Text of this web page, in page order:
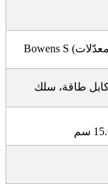
Bowens S (
طاقة، سلك